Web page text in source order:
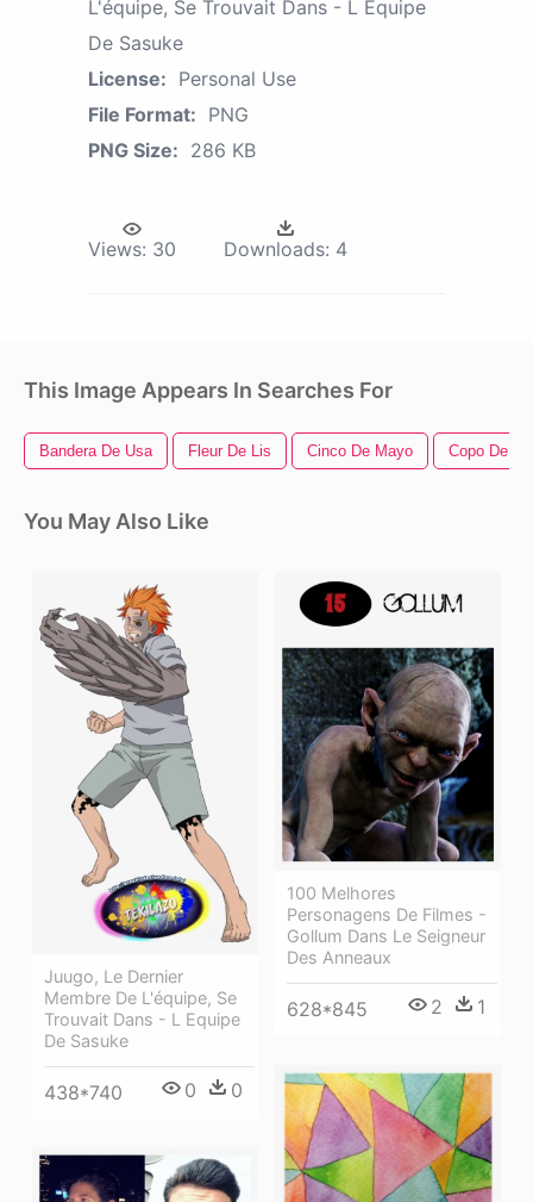
L'équipe, Se Trouvait Dans - L Equipe
De Sasuke
License: Personal Use
File Format: PNG
PNG Size: 286 KB
Views: 30 Downloads: 4
This Image Appears In Searches For
Bandera De Usa Fleur De Lis Cinco De Mayo Copo De
You May Also Like
Juugo, Le Dernier
Membre De L'équipe, Se
Trouvait Dans - L Equipe
De Sasuke
438*740 0 0
100 Melhores
Personagens De Filmes -
Gollum Dans Le Seigneur
Des Anneaux
628*845 2 1